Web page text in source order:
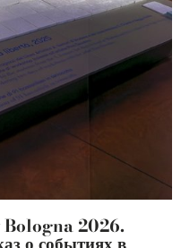
2026.